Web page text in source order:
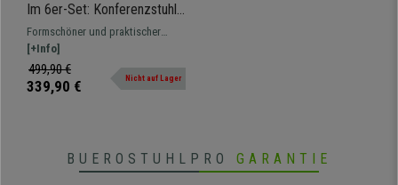
Im 6er-Set: Konferenzstuhl
MOBY STOFF, bequem und
praktisch, schwarzes
Gestell, Farbe Schwarz
Formschöner und praktischer
Konferenzstuhl MOBY STOFF im
klassischen Stil.
[+Info]
499,90 €
339,90 € Nicht auf Lager
BUEROSTUHLPRO GARANTIE